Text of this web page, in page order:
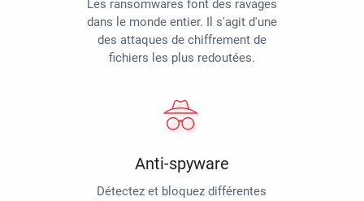
Les ransomwares font des ravages
dans le monde entier. Il s'agit d'une
des attaques de chiffrement de
fichiers les plus redoutées.
Anti-spyware
Détectez et bloquez différentes